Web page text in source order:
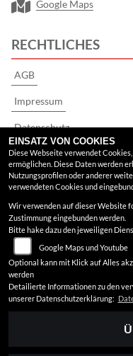
Google Maps
RECHTLICHES
AGB
Impressum
Datenschutz
Disclaimer
Barrierefreiheit
EINSATZ VON COOKIES
Diese Webseite verwendet
ermöglichen. Diese Daten werden
Nutzungsprofilen oder anderer
verwendeten Cookies und
Wir verwenden auf dieser Website
Zustimmung eingebunden werden.
Bitte hake dazu den jeweiligen
Google Maps und Youtube
Optional kann mit Klick auf Alles
werden
Detailierte Informationen zu den
unserer Datenschutzerklärung: